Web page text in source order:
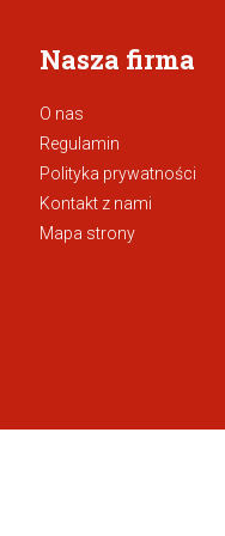
Nasza firma
O nas
Regulamin
Polityka prywatności
Kontakt z nami
Mapa strony